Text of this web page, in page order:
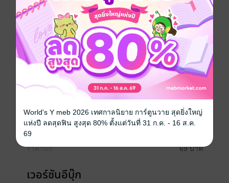
พรหมลิขิต จะขีดเส้นชีวิตของเขาให้บรรจบกับเธออีกครั้ง
โรมานซ์
นักพากย์ อักษรามณี
ประเภทไฟล์ Audio(สารบัญ)
วันที่วางขาย 14 สิงหาคม 2567
ความยาว
ราคาปก 69 บาท
เวอร์ชันอีบุ๊ก
World's Y meb 2026 เทศกาลนิยาย การ์ตูนวาย สุดยิ่งใหญ่
แห่งปี ลดสุดฟิน สูงสุด 80% ตั้งแต่วันที่ 31 ก.ค. - 16 ส.ค.
69